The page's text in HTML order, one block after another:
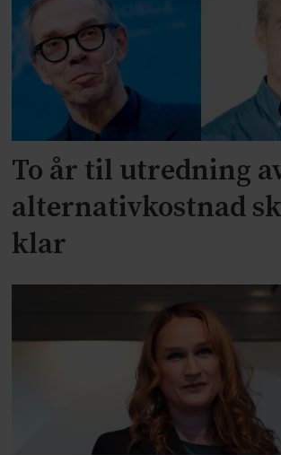
To år til utredning
alternativkostnad
klar